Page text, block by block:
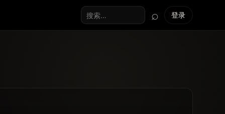
搜索全站
⌕ 登录